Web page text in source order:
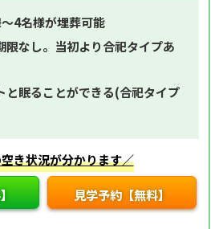
4名様が埋葬可能
限なし。当初より合祀タイプあ
と眠ることができる(合祀タイプ
き状況が分かります／
見学予約【無料】